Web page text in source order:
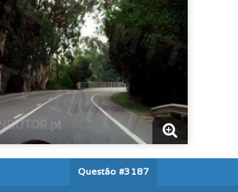
Questão #3187